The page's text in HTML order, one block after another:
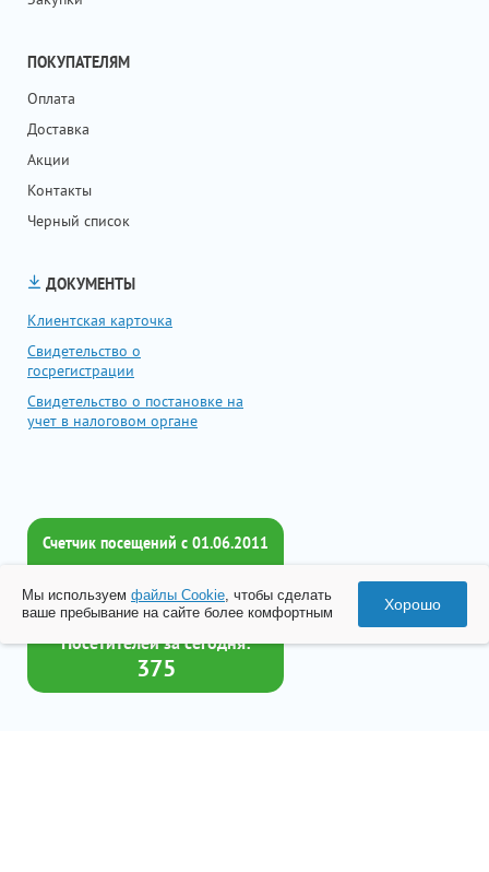
ПОКУПАТЕЛЯМ
Оплата
Доставка
Акции
Контакты
Черный список
ДОКУМЕНТЫ
Клиентская карточка
Свидетельство о
госрегистрации
Свидетельство о постановке на
учет в налоговом органе
Счетчик посещений c 01.06.2011
Всего посетителей:
2018243
Посетителей за сегодня:
375
Мы используем файлы Cookie, чтобы сделать
ваше пребывание на сайте более комфортным
Хорошо